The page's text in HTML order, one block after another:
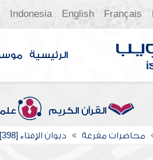
Français
English
Indonesia
الرئيسية
القرآن الكريم
محاضرات مفرغة ديوان الإفتاء [398]